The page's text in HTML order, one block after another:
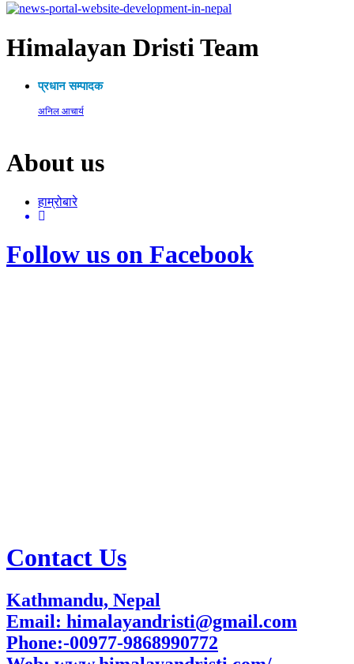
Himalayan Dristi Team
प्रधान सम्पादक
अनिल आचार्य
About us
हाम्रोबारे
Follow us on Facebook
Contact Us
Kathmandu, Nepal
Email: himalayandristi@gmail.com
Phone:-00977-9868990772